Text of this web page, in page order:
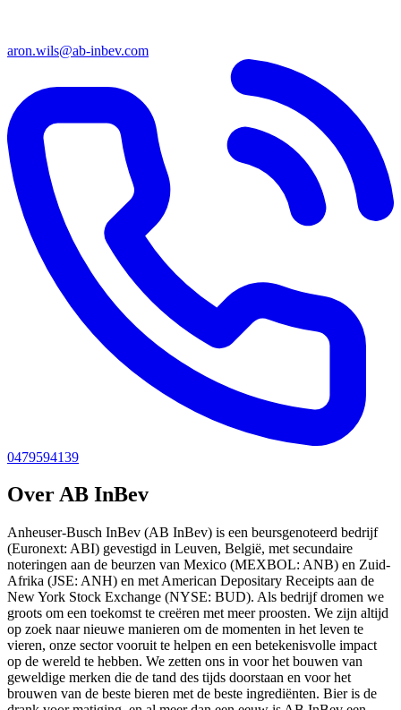
aron.wils@ab-inbev.com
0479594139
Over AB InBev
Anheuser-Busch InBev (AB InBev) is een beursgenoteerd bedrijf
(Euronext: ABI) gevestigd in Leuven, België, met secundaire
noteringen aan de beurzen van Mexico (MEXBOL: ANB) en Zuid-
Afrika (JSE: ANH) en met American Depositary Receipts aan de
New York Stock Exchange (NYSE: BUD). Als bedrijf dromen we
groots om een toekomst te creëren met meer proosten. We zijn altijd
op zoek naar nieuwe manieren om de momenten in het leven te
vieren, onze sector vooruit te helpen en een betekenisvolle impact
op de wereld te hebben. We zetten ons in voor het bouwen van
geweldige merken die de tand des tijds doorstaan en voor het
brouwen van de beste bieren met de beste ingrediënten. Bier is de